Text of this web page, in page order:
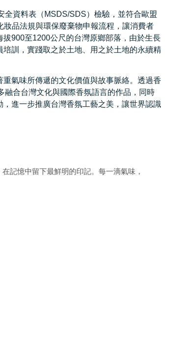
資料表（MSDS/SDS）檢驗，並符合歐盟
品法規與環保廢棄物申報流程，讓消費者
900至1200公尺的台灣原鄉部落，由於生長
訓，實踐取之於土地、用之於土地的永續精
氣味所傳遞的文化價值與故事脈絡。透過香
合台灣文化與國際香氛語言的作品，同時
進一步推廣台灣香氛工藝之美，讓世界認識
記憶中留下最鮮明的印記。每一滴氣味，